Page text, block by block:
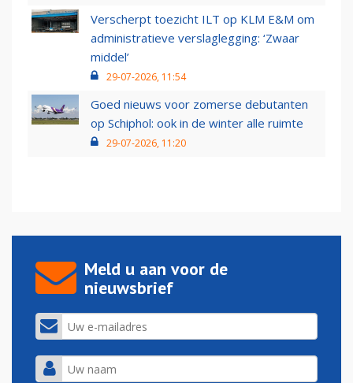
Verscherpt toezicht ILT op KLM E&M om
administratieve verslaglegging: ‘Zwaar
middel’
29-07-2026, 11:54
Goed nieuws voor zomerse debutanten
op Schiphol: ook in de winter alle ruimte
29-07-2026, 11:20
Meld u aan voor de
nieuwsbrief